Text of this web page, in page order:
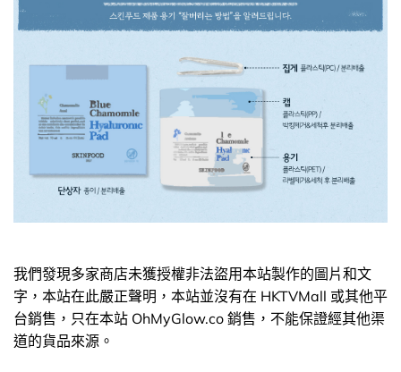
我們發現多家商店未獲授權非法盜用本站製作的圖片和文
字，本站在此嚴正聲明，本站並沒有在 HKTVMall 或其他平
台銷售，只在本站 OhMyGlow.co 銷售，不能保證經其他渠
道的貨品來源。